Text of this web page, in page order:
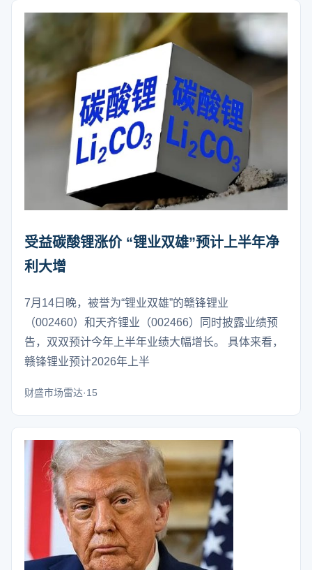
受益碳酸锂涨价 “锂业双雄”预计上半年净
利大增
7月14日晚，被誉为“锂业双雄”的赣锋锂业
（002460）和天齐锂业（002466）同时披露业绩预
告，双双预计今年上半年业绩大幅增长。 具体来看，
赣锋锂业预计2026年上半
财盛市场雷达·15